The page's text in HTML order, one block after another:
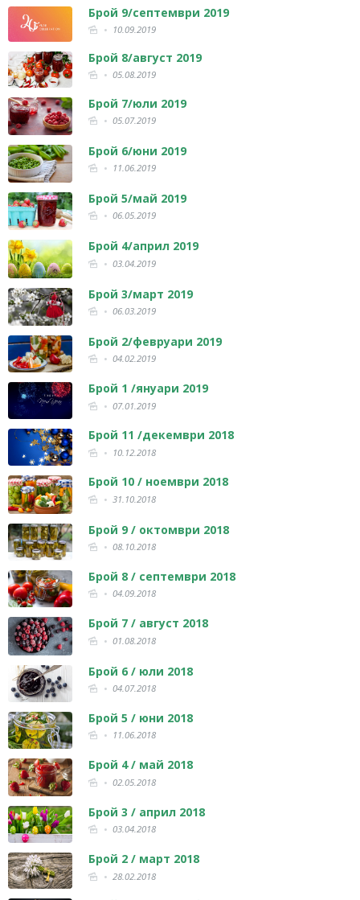
Брой 9/септември 2019
10.09.2019
Брой 8/август 2019
05.08.2019
Брой 7/юли 2019
05.07.2019
Брой 6/юни 2019
11.06.2019
Брой 5/май 2019
06.05.2019
Брой 4/април 2019
03.04.2019
Брой 3/март 2019
06.03.2019
Брой 2/февруари 2019
04.02.2019
Брой 1 /януари 2019
07.01.2019
Брой 11 /декември 2018
10.12.2018
Брой 10 / ноември 2018
31.10.2018
Брой 9 / октомври 2018
08.10.2018
Брой 8 / септември 2018
04.09.2018
Брой 7 / август 2018
01.08.2018
Брой 6 / юли 2018
04.07.2018
Брой 5 / юни 2018
11.06.2018
Брой 4 / май 2018
02.05.2018
Брой 3 / април 2018
03.04.2018
Брой 2 / март 2018
28.02.2018